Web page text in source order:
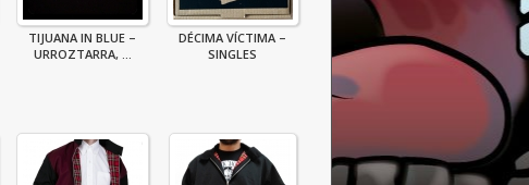
TIJUANA IN BLUE –
URROZTARRA, ...
DÉCIMA VÍCTIMA –
SINGLES